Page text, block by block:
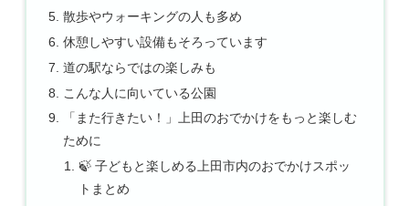
散歩やウォーキングの人も多め
休憩しやすい設備もそろっています
道の駅ならではの楽しみも
こんな人に向いている公園
「また行きたい！」上田のおでかけをもっと楽しむ
ために
🍃 子どもと楽しめる上田市内のおでかけスポッ
トまとめ